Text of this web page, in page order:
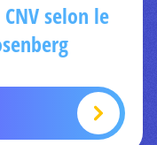
selon le